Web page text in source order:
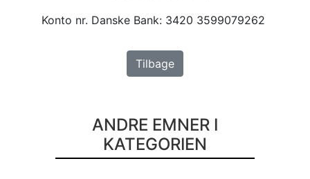
Konto nr. Danske Bank: 3420 3599079262
Tilbage
ANDRE EMNER I
KATEGORIEN